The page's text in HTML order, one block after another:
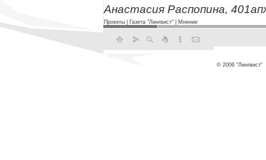
Анастасия Распопина,
Проекты Газета "Лингвист" Мнение
© 2006 "Лингвист"